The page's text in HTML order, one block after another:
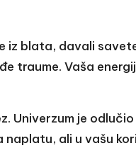
iz blata, davali
traume. Vaša
Univerzum je
naplatu, ali u vašu